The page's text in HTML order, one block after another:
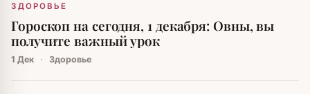
ЗДОРОВЬЕ
Гороскоп на сегодня, 1 декабря: Овны, вы
получите важный урок
1 Дек · Здоровье